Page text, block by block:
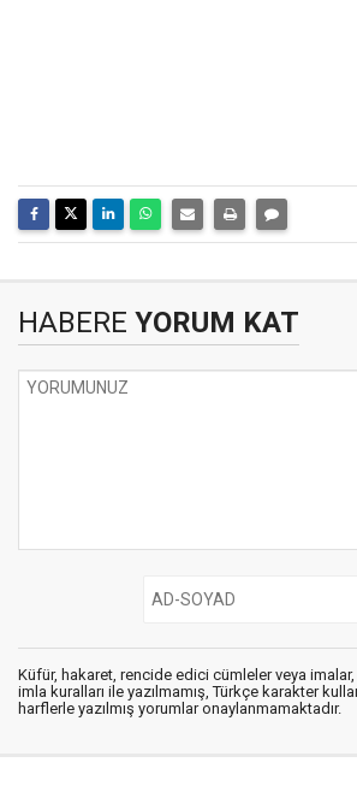
HABERE YORUM KAT
Küfür, hakaret, rencide edici cümleler veya imalar,
imla kuralları ile yazılmamış, Türkçe karakter
harflerle yazılmış yorumlar onaylanmamaktadır.